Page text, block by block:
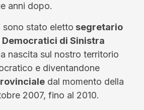
anni dopo.
sono stato eletto segretario
di Sinistra
nascita sul nostro territorio
e diventandone
dal momento della
2007, fino al 2010.